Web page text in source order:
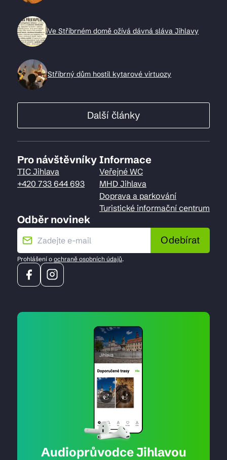
Ve Stříbrném domě ožívá dávná sláva Jihlavy
Stříbrný dům hostil kytarové virtuozy
Další články
Pro návštěvníky
TIC Jihlava
+420 733 644 693
Informace
Veřejné WC
MHD Jihlava
Doprava a parkování
Turistické informační centrum
Odběr novinek
Odebírat
Prohlášení o ochraně osobních údajů.
Audioprůvodce Jihlavou